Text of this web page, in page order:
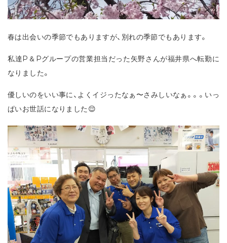
春は出会いの季節でもありますが、別れの季節でもあります。
私達P＆Pグループの営業担当だった矢野さんが福井県へ転勤に
なりました。
優しいのをいい事に、よくイジったなぁ〜さみしいなぁ。。。いっ
ぱいお世話になりました😌